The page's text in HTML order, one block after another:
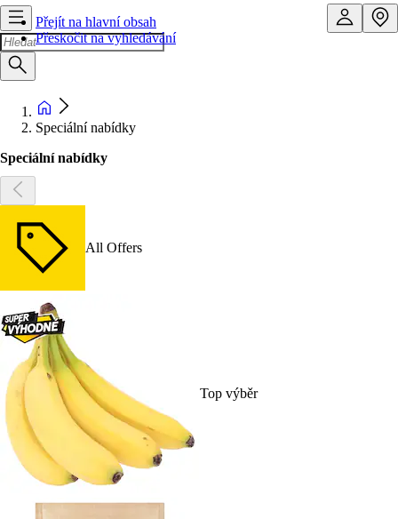
Přejít na hlavní obsah
Přeskočit na vyhledávání
Speciální nabídky
Speciální nabídky
All Offers
Top výběr